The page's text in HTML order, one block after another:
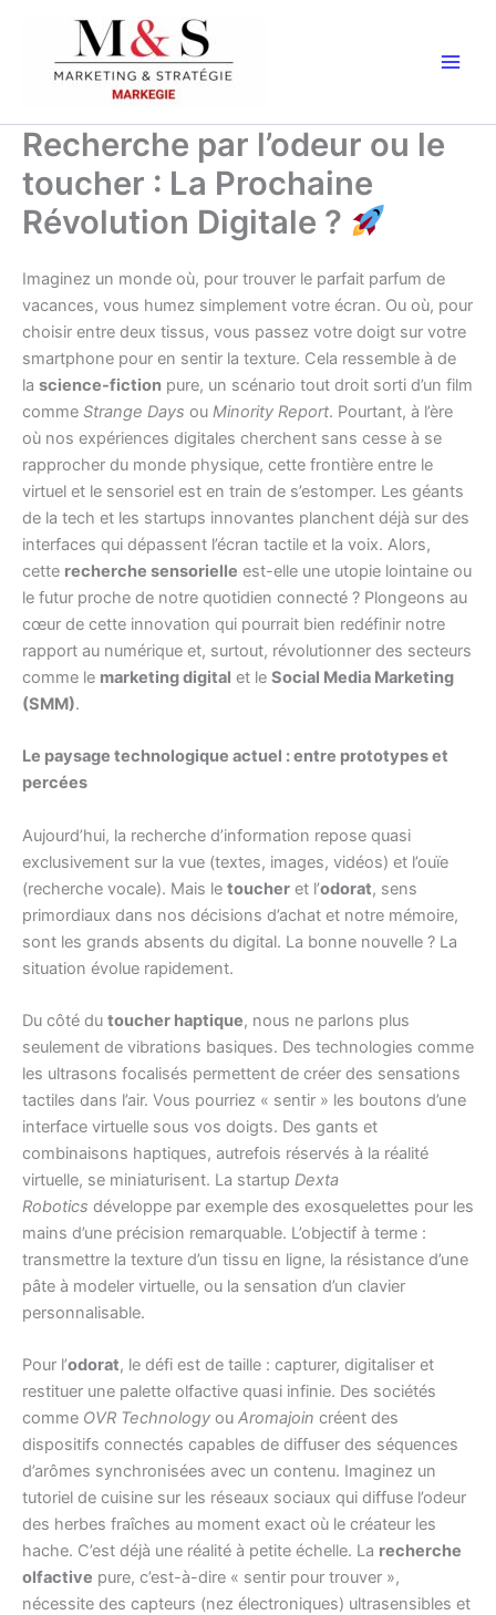
contenu
Recherche par l’odeur ou le
toucher : La Prochaine
Révolution Digitale ?
Imaginez un monde où, pour trouver le parfait parfum de
vacances, vous humez simplement votre écran. Ou où, pour
choisir entre deux tissus, vous passez votre doigt sur votre
smartphone pour en sentir la texture. Cela ressemble à de
la science-fiction pure, un scénario tout droit sorti d’un film
comme Strange Days ou Minority Report. Pourtant, à l’ère
où nos expériences digitales cherchent sans cesse à se
rapprocher du monde physique, cette frontière entre le
virtuel et le sensoriel est en train de s’estomper. Les géants
de la tech et les startups innovantes planchent déjà sur des
interfaces qui dépassent l’écran tactile et la voix. Alors,
cette recherche sensorielle est-elle une utopie lointaine ou
le futur proche de notre quotidien connecté ? Plongeons au
cœur de cette innovation qui pourrait bien redéfinir notre
rapport au numérique et, surtout, révolutionner des secteurs
comme le marketing digital et le Social Media Marketing
(SMM).
Le paysage technologique actuel : entre prototypes et
percées
Aujourd’hui, la recherche d’information repose quasi
exclusivement sur la vue (textes, images, vidéos) et l’ouïe
(recherche vocale). Mais le toucher et l’odorat, sens
primordiaux dans nos décisions d’achat et notre mémoire,
sont les grands absents du digital. La bonne nouvelle ? La
situation évolue rapidement.
Du côté du toucher haptique, nous ne parlons plus
seulement de vibrations basiques. Des technologies comme
les ultrasons focalisés permettent de créer des sensations
tactiles dans l’air. Vous pourriez « sentir » les boutons d’une
interface virtuelle sous vos doigts. Des gants et
combinaisons haptiques, autrefois réservés à la réalité
virtuelle, se miniaturisent. La startup Dexta
Robotics développe par exemple des exosquelettes pour les
mains d’une précision remarquable. L’objectif à terme :
transmettre la texture d’un tissu en ligne, la résistance d’une
pâte à modeler virtuelle, ou la sensation d’un clavier
personnalisable.
Pour l’odorat, le défi est de taille : capturer, digitaliser et
restituer une palette olfactive quasi infinie. Des sociétés
comme OVR Technology ou Aromajoin créent des
dispositifs connectés capables de diffuser des séquences
d’arômes synchronisées avec un contenu. Imaginez un
tutoriel de cuisine sur les réseaux sociaux qui diffuse l’odeur
des herbes fraîches au moment exact où le créateur les
hache. C’est déjà une réalité à petite échelle. La recherche
olfactive pure, c’est-à-dire « sentir pour trouver »,
nécessite des capteurs (nez électroniques) ultrasensibles et